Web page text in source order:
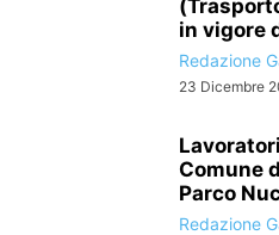
in vigore
Redazione
23 Dicembre
Comune
Parco
Redazione